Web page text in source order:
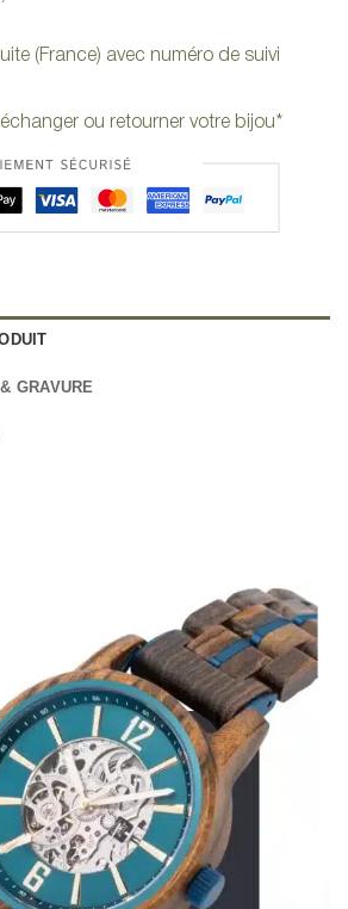
(France) avec numéro de suivi
ou retourner votre bijou*
GRAVURE